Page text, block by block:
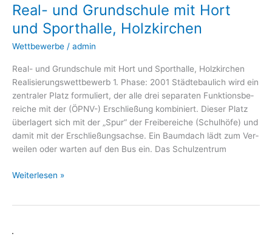
Real- und Grundschule mit Hort
und Sporthalle, Holzkirchen
Wettbewerbe / admin
Real- und Grund­schu­le mit Hort und Sport­hal­le, Holz­kir­chen
Rea­li­sie­rungs­wett­be­werb 1. Pha­se: 2001 Städ­te­bau­lich wird ein
zen­tra­ler Platz for­mu­liert, der alle drei sepa­ra­ten Funk­ti­ons­be­
rei­che mit der (ÖPNV-) Erschlie­ßung kom­bi­niert. Die­ser Platz
über­la­gert sich mit der „Spur“ der Frei­be­rei­che (Schul­hö­fe) und
damit mit der Erschlie­ßungs­ach­se. Ein Baum­dach lädt zum Ver­
wei­len oder war­ten auf den Bus ein. Das Schulzentrum
Grundschule
Hort
und
Holzkirchen
Weiterlesen »
Zentraler